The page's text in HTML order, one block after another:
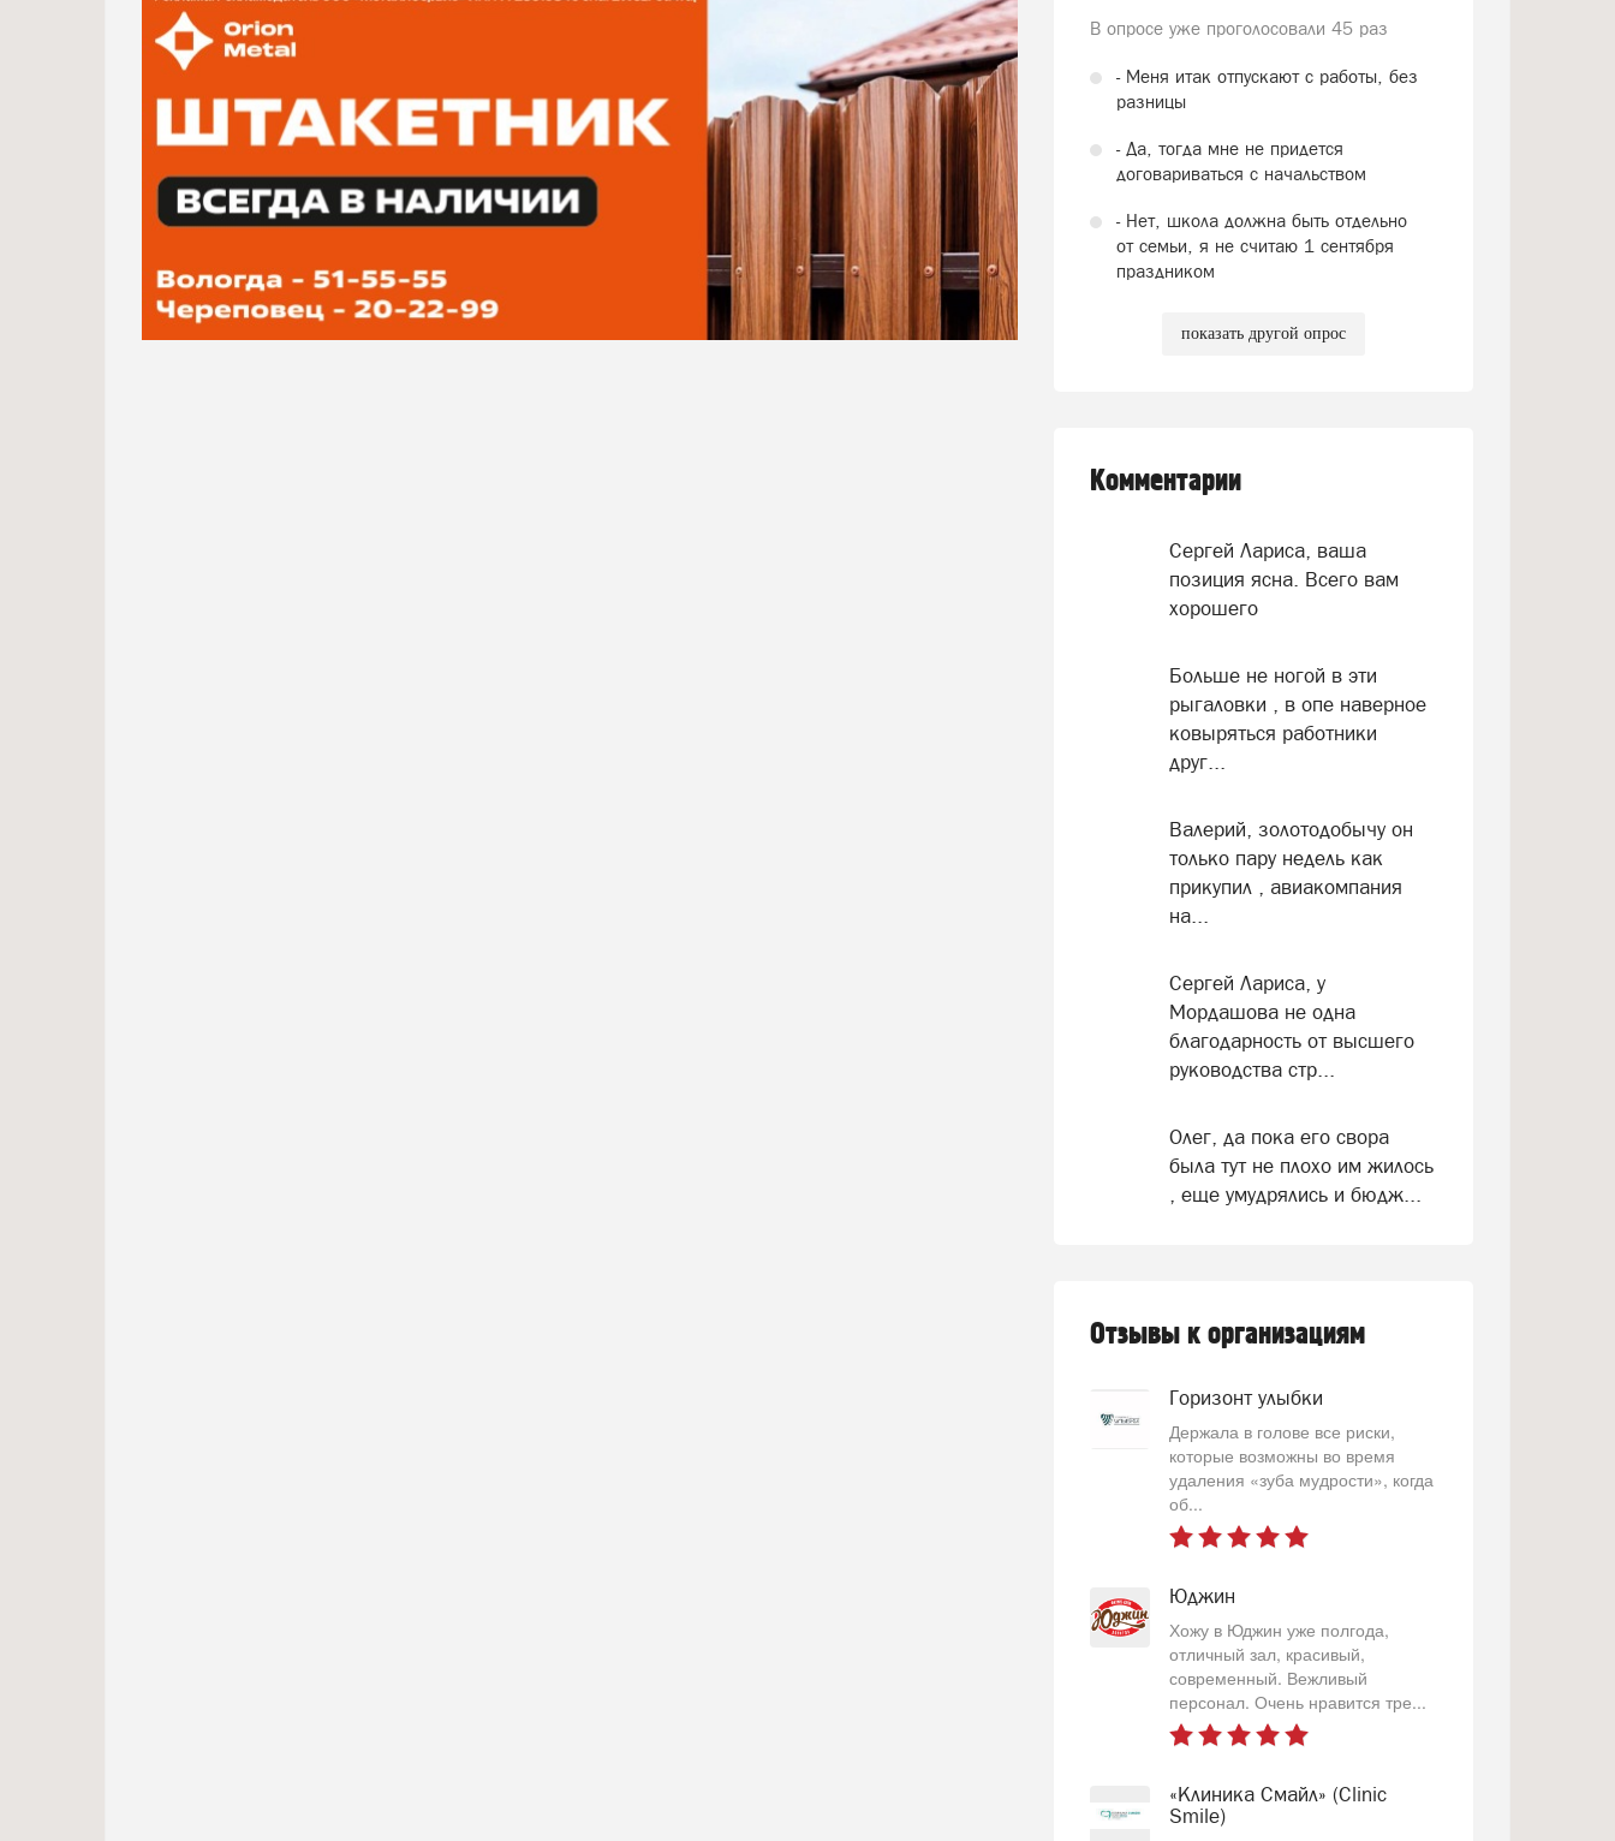
В опросе уже проголосовали 45 раз
- Меня итак отпускают с работы, без
разницы
- Да, тогда мне не придется
договариваться с начальством
- Нет, школа должна быть отдельно
от семьи, я не считаю 1 сентября
праздником
показать другой опрос
Комментарии
Сергей Лариса, ваша
позиция ясна. Всего вам
хорошего
Больше не ногой в эти
рыгаловки , в опе наверное
ковыряться работники
друг...
Валерий, золотодобычу он
только пару недель как
прикупил , авиакомпания
на...
Сергей Лариса, у
Мордашова не одна
благодарность от высшего
руководства стр...
Олег, да пока его свора
была тут не плохо им жилось
, еще умудрялись и бюдж...
Отзывы к организациям
Горизонт улыбки
Держала в голове все риски,
которые возможны во время
удаления «зуба мудрости», когда
об...
Юджин
Хожу в Юджин уже полгода,
отличный зал, красивый,
современный. Вежливый
персонал. Очень нравится тре...
«Клиника Смайл» (Clinic
Smile)